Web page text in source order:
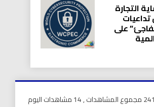
التجارة
تداعيات
على
, 14 مشاهدات اليوم